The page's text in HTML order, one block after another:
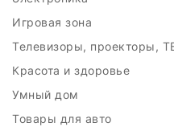
Игровая зона
Телевизоры, проекторы,
Красота и здоровье
Умный дом
Товары для авто